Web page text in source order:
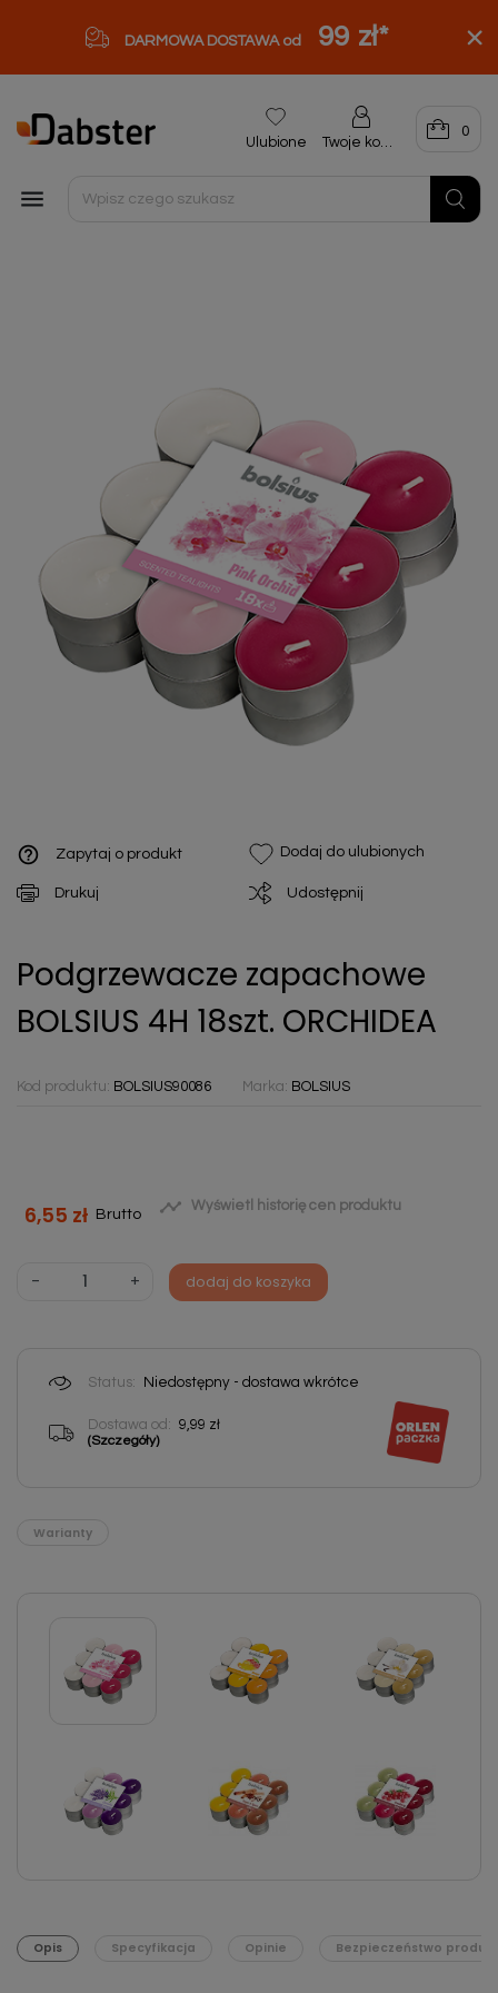
DARMOWA DOSTAWA od 99 zł*

Ulubione Twoje konto
0
help_outline Zapytaj o produkt Dodaj do ulubionych
Drukuj Udostępnij
Podgrzewacze zapachowe
BOLSIUS 4H 18szt. ORCHIDEA
Kod produktu: BOLSIUS90086 Marka: BOLSIUS
6,55 zł Brutto  Wyświetl historię cen produktu
- + dodaj do koszyka
Status: Niedostępny - dostawa wkrótce
Dostawa od: 9,99 zł
(Szczegóły)
Warianty
Opis Specyfikacja Opinie Bezpieczeństwo